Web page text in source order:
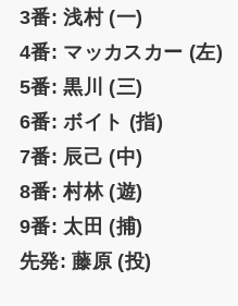
3番: 浅村 (一)
4番: マッカスカー (左)
5番: 黒川 (三)
6番: ボイト (指)
7番: 辰己 (中)
8番: 村林 (遊)
9番: 太田 (捕)
先発: 藤原 (投)